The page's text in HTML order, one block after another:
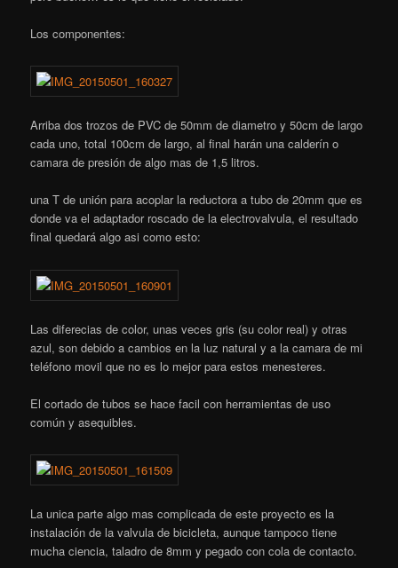
Los componentes:
Arriba dos trozos de PVC de 50mm de diametro y 50cm de largo
cada uno, total 100cm de largo, al final harán una calderín o
camara de presión de algo mas de 1,5 litros.
una T de unión para acoplar la reductora a tubo de 20mm que es
donde va el adaptador roscado de la electrovalvula, el resultado
final quedará algo asi como esto:
Las diferecias de color, unas veces gris (su color real) y otras
azul, son debido a cambios en la luz natural y a la camara de mi
teléfono movil que no es lo mejor para estos menesteres.
El cortado de tubos se hace facil con herramientas de uso
común y asequibles.
La unica parte algo mas complicada de este proyecto es la
instalación de la valvula de bicicleta, aunque tampoco tiene
mucha ciencia, taladro de 8mm y pegado con cola de contacto.